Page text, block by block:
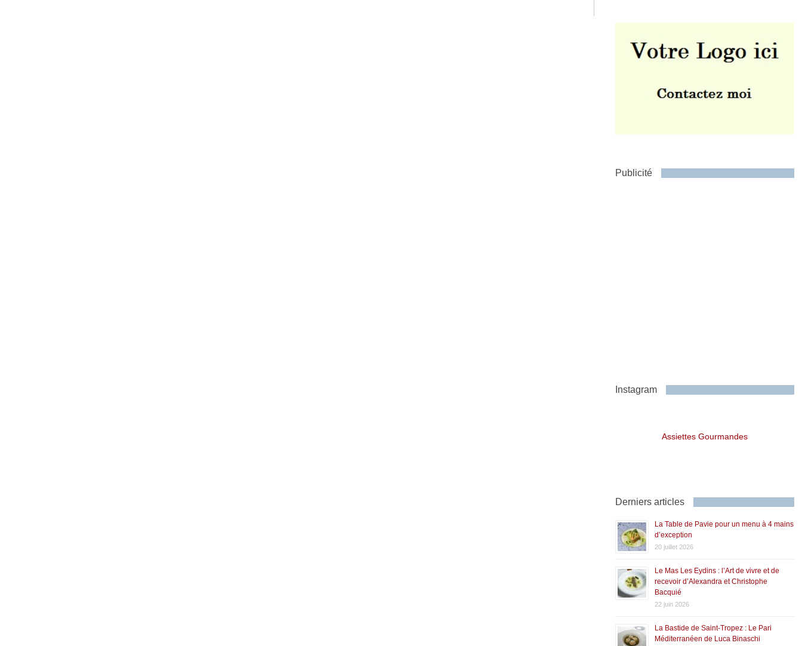
Publicité
Instagram
Assiettes Gourmandes
Derniers articles
La Table de Pavie pour un menu à 4 mains
d’exception
20 juillet 2026
Le Mas Les Eydins : l’Art de vivre et de
recevoir d’Alexandra et Christophe
Bacquié
22 juin 2026
La Bastide de Saint-Tropez : Le Pari
Méditerranéen de Luca Binaschi